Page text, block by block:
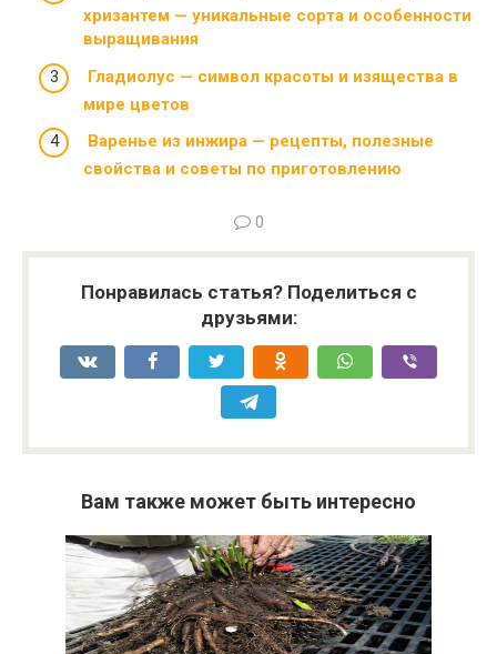
хризантем — уникальные сорта и особенности
выращивания
Гладиолус — символ красоты и изящества в
мире цветов
Варенье из инжира — рецепты, полезные
свойства и советы по приготовлению
0
Понравилась статья? Поделиться с
друзьями:
Вам также может быть интересно